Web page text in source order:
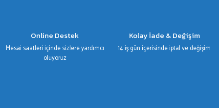
Online Destek
Mesai saatleri içinde sizlere yardımcı
oluyoruz
Kolay İade & Değişim
14 iş gün içerisinde iptal ve değişim